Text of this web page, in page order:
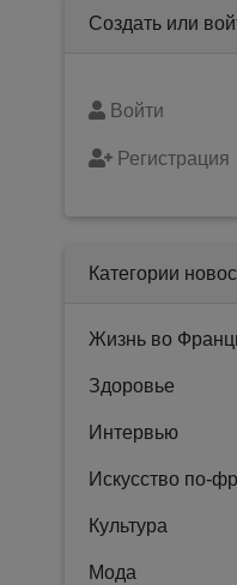
Создать или
Войти
Регистрация
Категории
Жизнь во
Здоровье
Интервью
Искусство по-
Культура
Мода